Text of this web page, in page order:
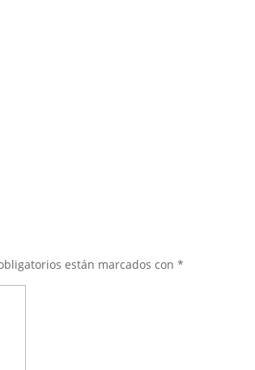
están marcados con*